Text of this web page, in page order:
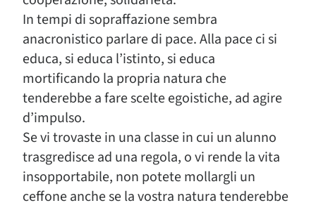
In tempi di sopraffazione sembra
anacronistico parlare di pace. Alla pace ci si
educa, si educa l’istinto, si educa
mortificando la propria natura che
tenderebbe a fare scelte egoistiche, ad agire
d’impulso.
Se vi trovaste in una classe in cui un alunno
trasgredisce ad una regola, o vi rende la vita
insopportabile, non potete mollargli un
ceffone anche se la vostra natura tenderebbe